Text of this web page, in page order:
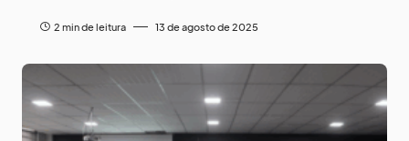
2 min de leitura 13 de agosto de 2025